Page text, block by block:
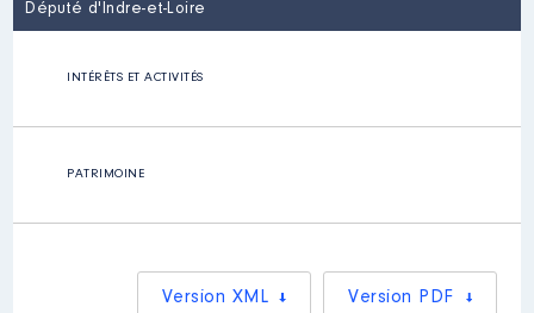
Député d'Indre-et-Loire
INTÉRÊTS ET ACTIVITÉS
PATRIMOINE
Version PDF
Version XML